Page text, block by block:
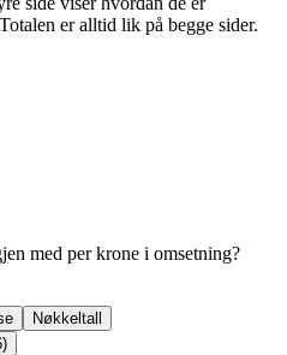
er alltid lik på begge sider.
med per krone i omsetning?
Nøkkeltall